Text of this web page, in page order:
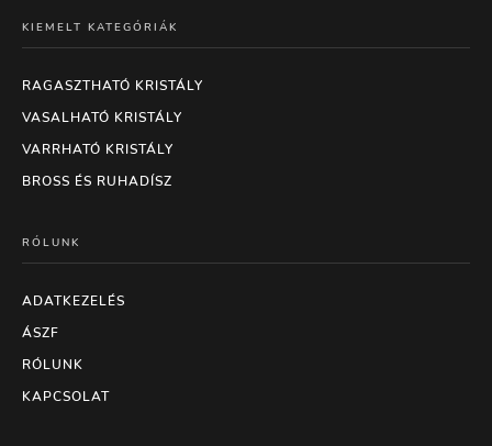
KIEMELT KATEGÓRIÁK
RAGASZTHATÓ KRISTÁLY
VASALHATÓ KRISTÁLY
VARRHATÓ KRISTÁLY
BROSS ÉS RUHADÍSZ
RÓLUNK
ADATKEZELÉS
ÁSZF
RÓLUNK
KAPCSOLAT